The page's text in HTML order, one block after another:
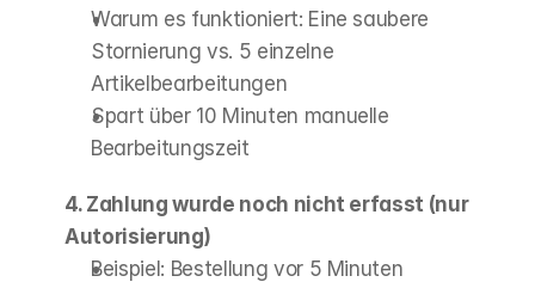
Warum es funktioniert: Eine saubere
Stornierung vs. 5 einzelne
Artikelbearbeitungen
Spart über 10 Minuten manuelle
Bearbeitungszeit
4. Zahlung wurde noch nicht erfasst (nur
Autorisierung)
Beispiel: Bestellung vor 5 Minuten